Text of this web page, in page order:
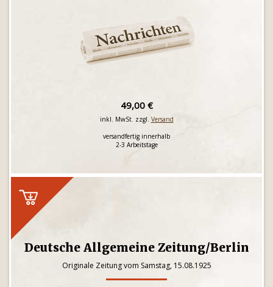
49,00 €
inkl. MwSt. zzgl. Versand
versandfertig innerhalb
2-3 Arbeitstage
Deutsche Allgemeine Zeitung/Berlin
Originale Zeitung vom Samstag, 15.08.1925